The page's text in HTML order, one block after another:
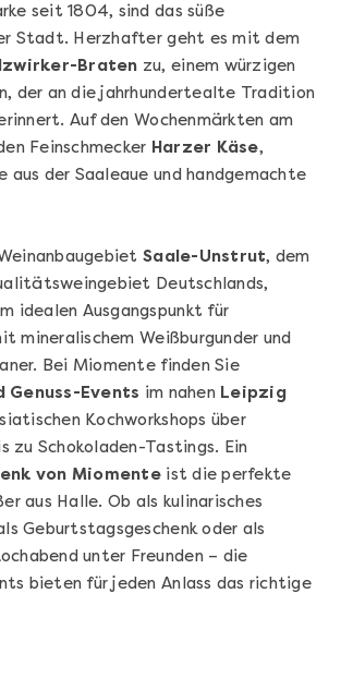
Mehr anzeigen
Kurs Bonn
Mehr anzeigen
100€
seit 1804, sind das süße
Stadt. Herzhafter geht es mit dem
Braten zu, einem würzigen
der an die jahrhundertealte Tradition
Auf den Wochenmärkten am
Feinschmecker Harzer Käse,
aus der Saaleaue und handgemachte
Saale-Unstrut, dem
Deutschlands,
idealen Ausgangspunkt für
mineralischem Weißburgunder und
Bei Miomente finden Sie
Genuss-Events im nahen Leipzig
Kochworkshops über
zu Schokoladen-Tastings. Ein
von Miomenteist die perfekte
aus Halle. Ob als kulinarisches
Geburtstagsgeschenk oder als
unter Freunden – die
bieten für jeden Anlass das richtige